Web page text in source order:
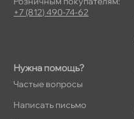
Нужна помощь?
Частые вопросы
Написать письмо
+7 (812) 490-74-62